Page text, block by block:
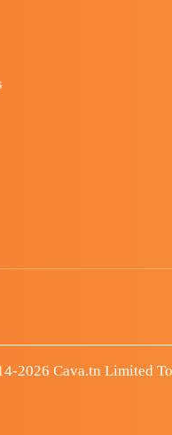
2026 Cava.tn Limited